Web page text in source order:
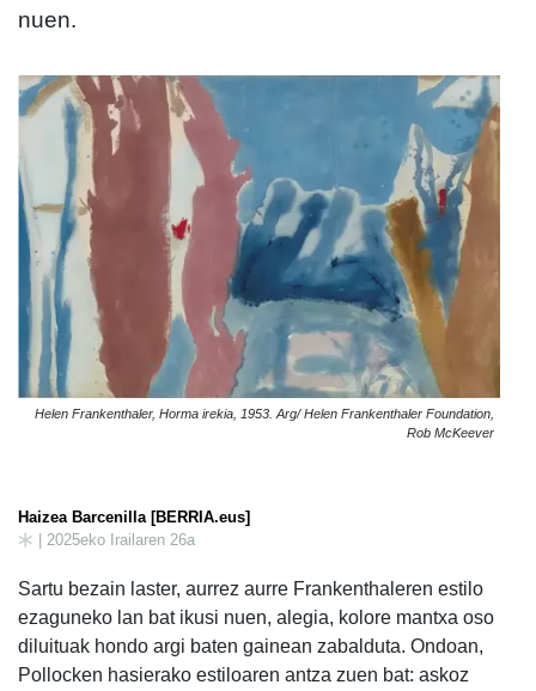
nuen.
Helen Frankenthaler, Horma irekia, 1953. Arg/ Helen Frankenthaler Foundation,
Rob McKeever
Haizea Barcenilla [BERRIA.eus]
| 2025eko Irailaren 26a
Sartu bezain laster, aurrez aurre Frankenthaleren estilo
ezaguneko lan bat ikusi nuen, alegia, kolore mantxa oso
diluituak hondo argi baten gainean zabalduta. Ondoan,
Pollocken hasierako estiloaren antza zuen bat: askoz